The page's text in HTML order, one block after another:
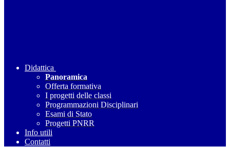
Didattica
Panoramica
Offerta formativa
I progetti delle classi
Programmazioni Disciplinari
Esami di Stato
Progetti PNRR
Info utili
Contatti